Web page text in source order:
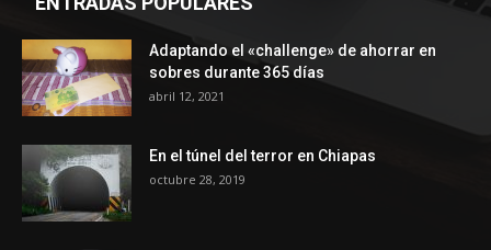
Adaptando el «challenge» de ahorrar en
sobres durante 365 días
abril 12, 2021
En el túnel del terror en Chiapas
octubre 28, 2019